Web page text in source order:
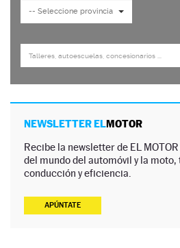
NEWSLETTER ELMOTOR
Recibe la newsletter de EL
del mundo del automóvil y la
conducción y eficiencia.
APÚNTATE